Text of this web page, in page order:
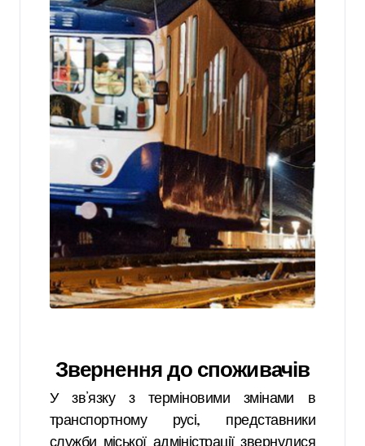
Звернення до споживачів
У зв’язку з терміновими змінами в
транспортному русі, представники
служби міської адміністрації звернулися